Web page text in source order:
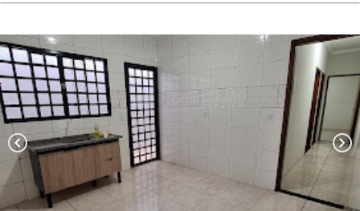
chevron_left chevron_right